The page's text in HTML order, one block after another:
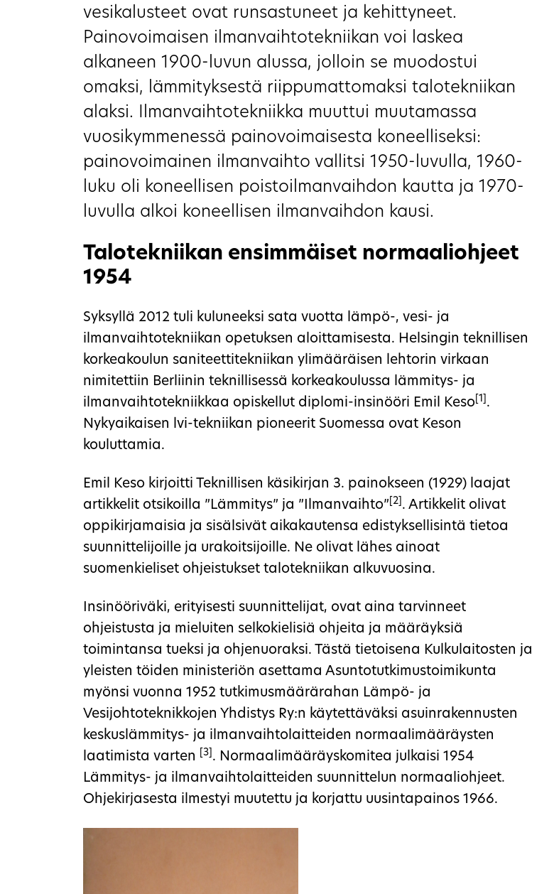
vesikalusteet ovat runsastuneet ja kehittyneet.
Painovoimaisen ilmanvaihtotekniikan voi laskea
alkaneen 1900-luvun alussa, jolloin se muodostui
omaksi, lämmityksestä riippumattomaksi talotekniikan
alaksi. Ilmanvaihtotekniikka muuttui muutamassa
vuosikymmenessä painovoimaisesta koneelliseksi:
painovoimainen ilmanvaihto vallitsi 1950-luvulla, 1960-
luku oli koneellisen poistoilmanvaihdon kautta ja 1970-
luvulla alkoi koneellisen ilmanvaihdon kausi.
Talotekniikan ensimmäiset normaaliohjeet
1954
Syksyllä 2012 tuli kuluneeksi sata vuotta lämpö-, vesi- ja
ilmanvaihtotekniikan opetuksen aloittamisesta. Helsingin teknillisen
korkeakoulun saniteettitekniikan ylimääräisen lehtorin virkaan
nimitettiin Berliinin teknillisessä korkeakoulussa lämmitys- ja
ilmanvaihtotekniikkaa opiskellut diplomi-insinööri Emil Keso [1] .
Nykyaikaisen lvi-tekniikan pioneerit Suomessa ovat Keson
kouluttamia.
Emil Keso kirjoitti Teknillisen käsikirjan 3. painokseen (1929) laajat
artikkelit otsikoilla ”Lämmitys” ja ”Ilmanvaihto” [2] . Artikkelit olivat
oppikirjamaisia ja sisälsivät aikakautensa edistyksellisintä tietoa
suunnittelijoille ja urakoitsijoille. Ne olivat lähes ainoat
suomenkieliset ohjeistukset talotekniikan alkuvuosina.
Insinööriväki, erityisesti suunnittelijat, ovat aina tarvinneet
ohjeistusta ja mieluiten selkokielisiä ohjeita ja määräyksiä
toimintansa tueksi ja ohjenuoraksi. Tästä tietoisena Kulkulaitosten ja
yleisten töiden ministeriön asettama Asuntotutkimustoimikunta
myönsi vuonna 1952 tutkimusmäärärahan Lämpö- ja
Vesijohtoteknikkojen Yhdistys Ry:n käytettäväksi asuinrakennusten
keskuslämmitys- ja ilmanvaihtolaitteiden normaalimääräysten
laatimista varten
[3] . Normaalimääräyskomitea julkaisi 1954
Lämmitys- ja ilmanvaihtolaitteiden suunnittelun normaaliohjeet.
Ohjekirjasesta ilmestyi muutettu ja korjattu uusintapainos 1966.